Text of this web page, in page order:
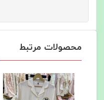
محصولات مرتبط